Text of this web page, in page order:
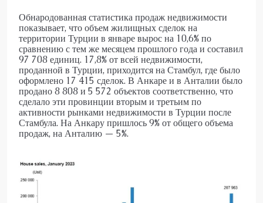
Обнародованная статистика продаж недвижимости
показывает, что объем жилищных сделок на
территории Турции в январе вырос на 10,6% по
сравнению с тем же месяцем прошлого года и составил
97 708 единиц. 17,8% от всей недвижимости,
проданной в Турции, приходится на Стамбул, где было
оформлено 17 415 сделок. В Анкаре и в Анталии было
продано 8 808 и 5 572 объектов соответственно, что
сделало эти провинции вторым и третьим по
активности рынками недвижимости в Турции после
Стамбула. На Анкару пришлось 9% от общего объема
продаж, на Анталию — 5%.